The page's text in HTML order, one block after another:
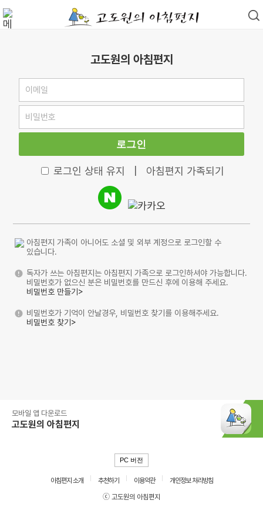
고도원의 아침편지
로그인
로그인 상태 유지 아침편지 가족되기
아침편지 가족이 아니어도 소셜 및 외부 계정으로 로그인할 수
있습니다.
독자가 쓰는 아침편지는 아침편지 가족으로 로그인하셔야 가능합니다.
비밀번호가 없으신 분은 비밀번호를 만드신 후에 이용해 주세요.
비밀번호 만들기>
비밀번호가 기억이 안날경우, 비밀번호 찾기를 이용해주세요.
비밀번호 찾기>
모바일 앱 다운로드
고도원의 아침편지
PC 버전
아침편지 소개 추천하기 이용약관
개인정보 처리방침
ⓒ 고도원의 아침편지